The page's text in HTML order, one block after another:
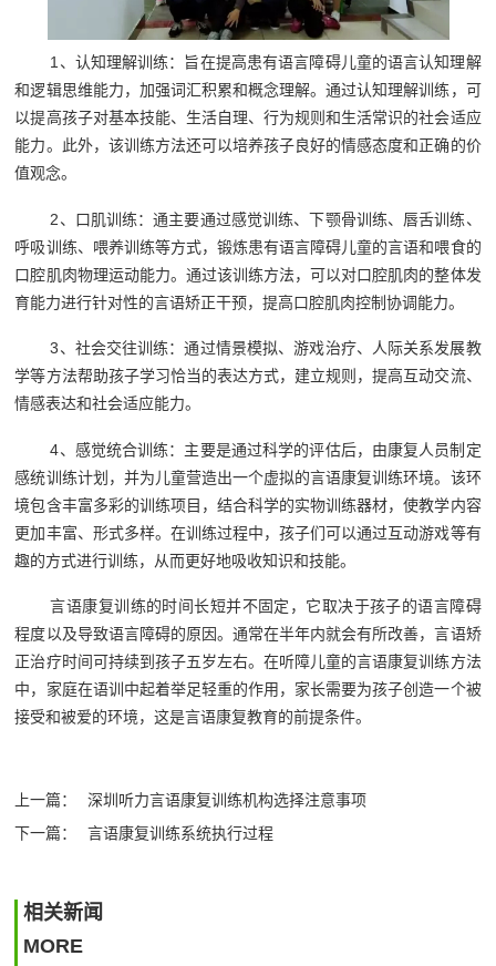
1、认知理解训练：旨在提高患有语言障碍儿童的语言认知理解
和逻辑思维能力，加强词汇积累和概念理解。通过认知理解训练，可
以提高孩子对基本技能、生活自理、行为规则和生活常识的社会适应
能力。此外，该训练方法还可以培养孩子良好的情感态度和正确的价
值观念。
2、口肌训练：通主要通过感觉训练、下颚骨训练、唇舌训练、
呼吸训练、喂养训练等方式，锻炼患有语言障碍儿童的言语和喂食的
口腔肌肉物理运动能力。通过该训练方法，可以对口腔肌肉的整体发
育能力进行针对性的言语矫正干预，提高口腔肌肉控制协调能力。
3、社会交往训练：通过情景模拟、游戏治疗、人际关系发展教
学等方法帮助孩子学习恰当的表达方式，建立规则，提高互动交流、
情感表达和社会适应能力。
4、感觉统合训练：主要是通过科学的评估后，由康复人员制定
感统训练计划，并为儿童营造出一个虚拟的言语康复训练环境。该环
境包含丰富多彩的训练项目，结合科学的实物训练器材，使教学内容
更加丰富、形式多样。在训练过程中，孩子们可以通过互动游戏等有
趣的方式进行训练，从而更好地吸收知识和技能。
言语康复训练的时间长短并不固定，它取决于孩子的语言障碍
程度以及导致语言障碍的原因。通常在半年内就会有所改善，言语矫
正治疗时间可持续到孩子五岁左右。在听障儿童的言语康复训练方法
中，家庭在语训中起着举足轻重的作用，家长需要为孩子创造一个被
接受和被爱的环境，这是言语康复教育的前提条件。
上一篇：
深圳听力言语康复训练机构选择注意事项
下一篇：
言语康复训练系统执行过程
相关新闻
MORE